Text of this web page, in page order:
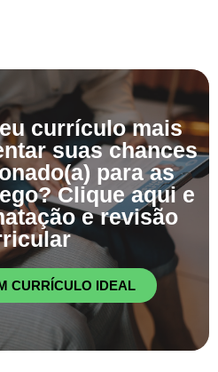
currículo mais
suas chances
para as
Clique aqui e
e revisão
CURRÍCULO IDEAL